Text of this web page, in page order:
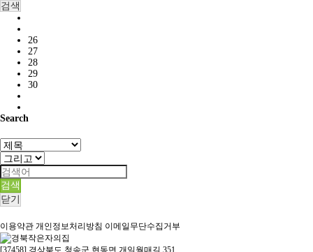
검색
26
27
28
29
30
Search
검색
닫기
이용약관 개인정보처리방침 이메일무단수집거부
[37458] 경상북도 청송군 현동면 개일월매길 351